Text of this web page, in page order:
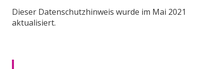
Dieser Datenschutzhinweis wurde im Mai 2021
aktualisiert.